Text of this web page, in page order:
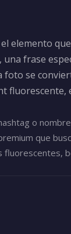
elemento
frase
se
fluorescente,
o
que